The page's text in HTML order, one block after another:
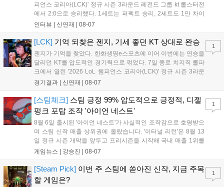
피언스 코리아(LCK)' 정규 시즌 3라운드 레전드 그룹 kt 롤스터전
에서 2:0으로 승리했다. 1세트는 퍼펙트 승리, 2세트도 1만 차이
를 벌리며 25분 만에 승리하면서 말 그대로 압도적인 경기력을 선
하며 POM에 선정됐...
인터뷰 | 신연재 | 08-07
[LCK] 기억 되찾은 젠지, 기세 좋던 KT 상대로 완승
젠지가 기억을 찾았다. 한화생명e스포츠에 이어 이번에는 연승을
달리던 KT를 압도적인 경기력으로 꺾었다. 7일 종로 치지직 롤파
크에서 열린 '2026 LoL 챔피언스 코리아(LCK)' 정규 시즌 3라운
드 레전드 그룹, kt 롤스터와 젠지 e스포츠의 대결에서 젠지가 압
기억을 되찾기라도 한 듯 1,...
경기결과 | 신연재 | 08-07
1
[스팀체크] 스팀 긍정 99% 압도적으로 긍정적, 디젤
펑크 포탑 조작 '아이언 네스트'
8월 6일 출시된 '아이언 네스트'가 사실적인 조작감으로 호평받으
며 스팀 신작 매출 상위권에 올랐습니다. '이터널 리턴'은 8월 13
일 정규 시즌 개막을 앞두고 프리시즌을 시작해 국내 매출 1위를
기록했습니다. 25주년을 맞은 '고스트 리콘' 시리즈는 8월 6일 쇼
'마블 투혼: 파이팅 소울즈'와 레트로 수리 시뮬레이션 '리스토
리'도 스팀에 정식 출시되었습니다....
게임뉴스 | 강승진 | 08-07
1
[Steam Pick] 이번 주 스팀에 쏟아진 신작, 지금 주목
할 게임은?
1